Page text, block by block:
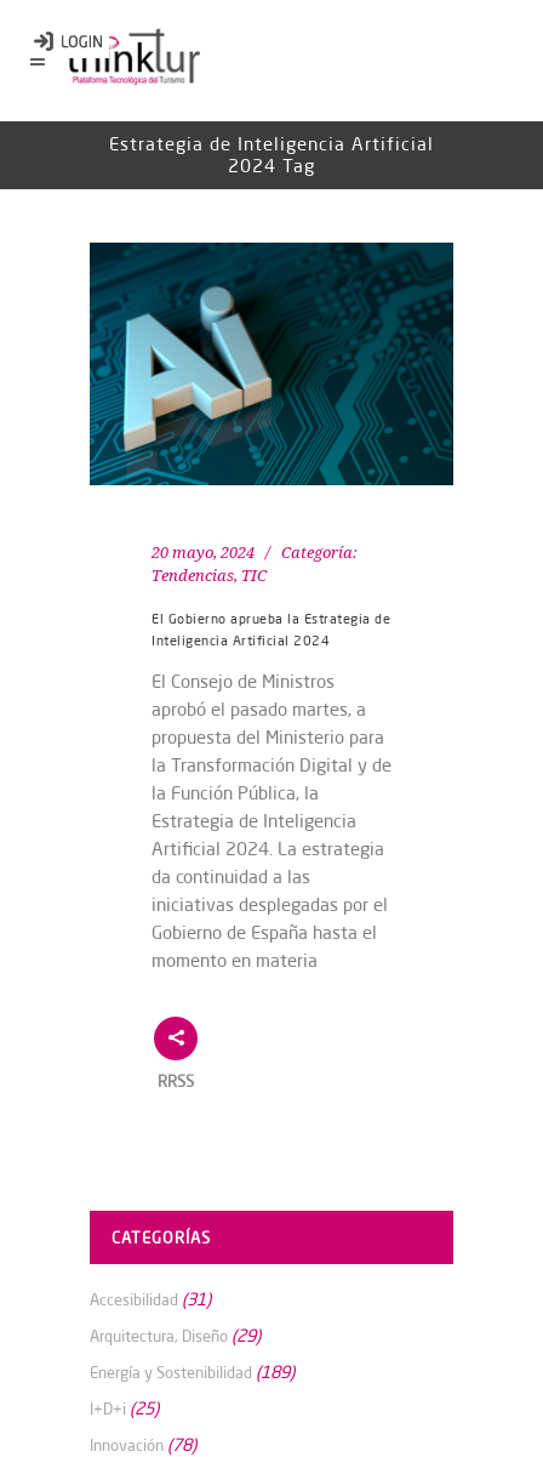
Estrategia de Inteligencia Artificial
2024 Tag
20 mayo, 2024
Categoría:
Tendencias, TIC
El Gobierno aprueba la Estrategia de
Inteligencia Artificial 2024
El Consejo de Ministros
aprobó el pasado martes, a
propuesta del Ministerio para
la Transformación Digital y de
la Función Pública, la
Estrategia de Inteligencia
Artificial 2024. La estrategia
da continuidad a las
iniciativas desplegadas por el
Gobierno de España hasta el
momento en materia
RRSS
CATEGORÍAS
Accesibilidad (31)
Arquitectura, Diseño (29)
Energía y Sostenibilidad (189)
I+D+i (25)
Innovación (78)